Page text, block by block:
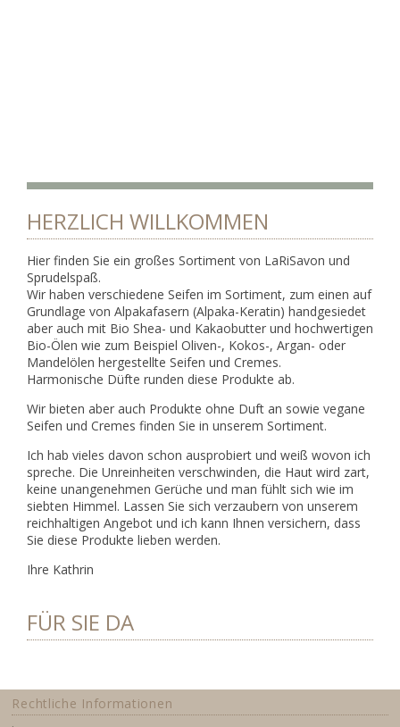
HERZLICH WILLKOMMEN
Hier finden Sie ein großes Sortiment von LaRiSavon und
Sprudelspaß.
Wir haben verschiedene Seifen im Sortiment, zum einen auf
Grundlage von Alpakafasern (Alpaka-Keratin) handgesiedet
aber auch mit Bio Shea- und Kakaobutter und hochwertigen
Bio-Ölen wie zum Beispiel Oliven-, Kokos-, Argan- oder
Mandelölen hergestellte Seifen und Cremes.
Harmonische Düfte runden diese Produkte ab.
Wir bieten aber auch Produkte ohne Duft an sowie vegane
Seifen und Cremes finden Sie in unserem Sortiment.
Ich hab vieles davon schon ausprobiert und weiß wovon ich
spreche. Die Unreinheiten verschwinden, die Haut wird zart,
keine unangenehmen Gerüche und man fühlt sich wie im
siebten Himmel. Lassen Sie sich verzaubern von unserem
reichhaltigen Angebot und ich kann Ihnen versichern, dass
Sie diese Produkte lieben werden.
Ihre Kathrin
FÜR SIE DA
Rechtliche Informationen